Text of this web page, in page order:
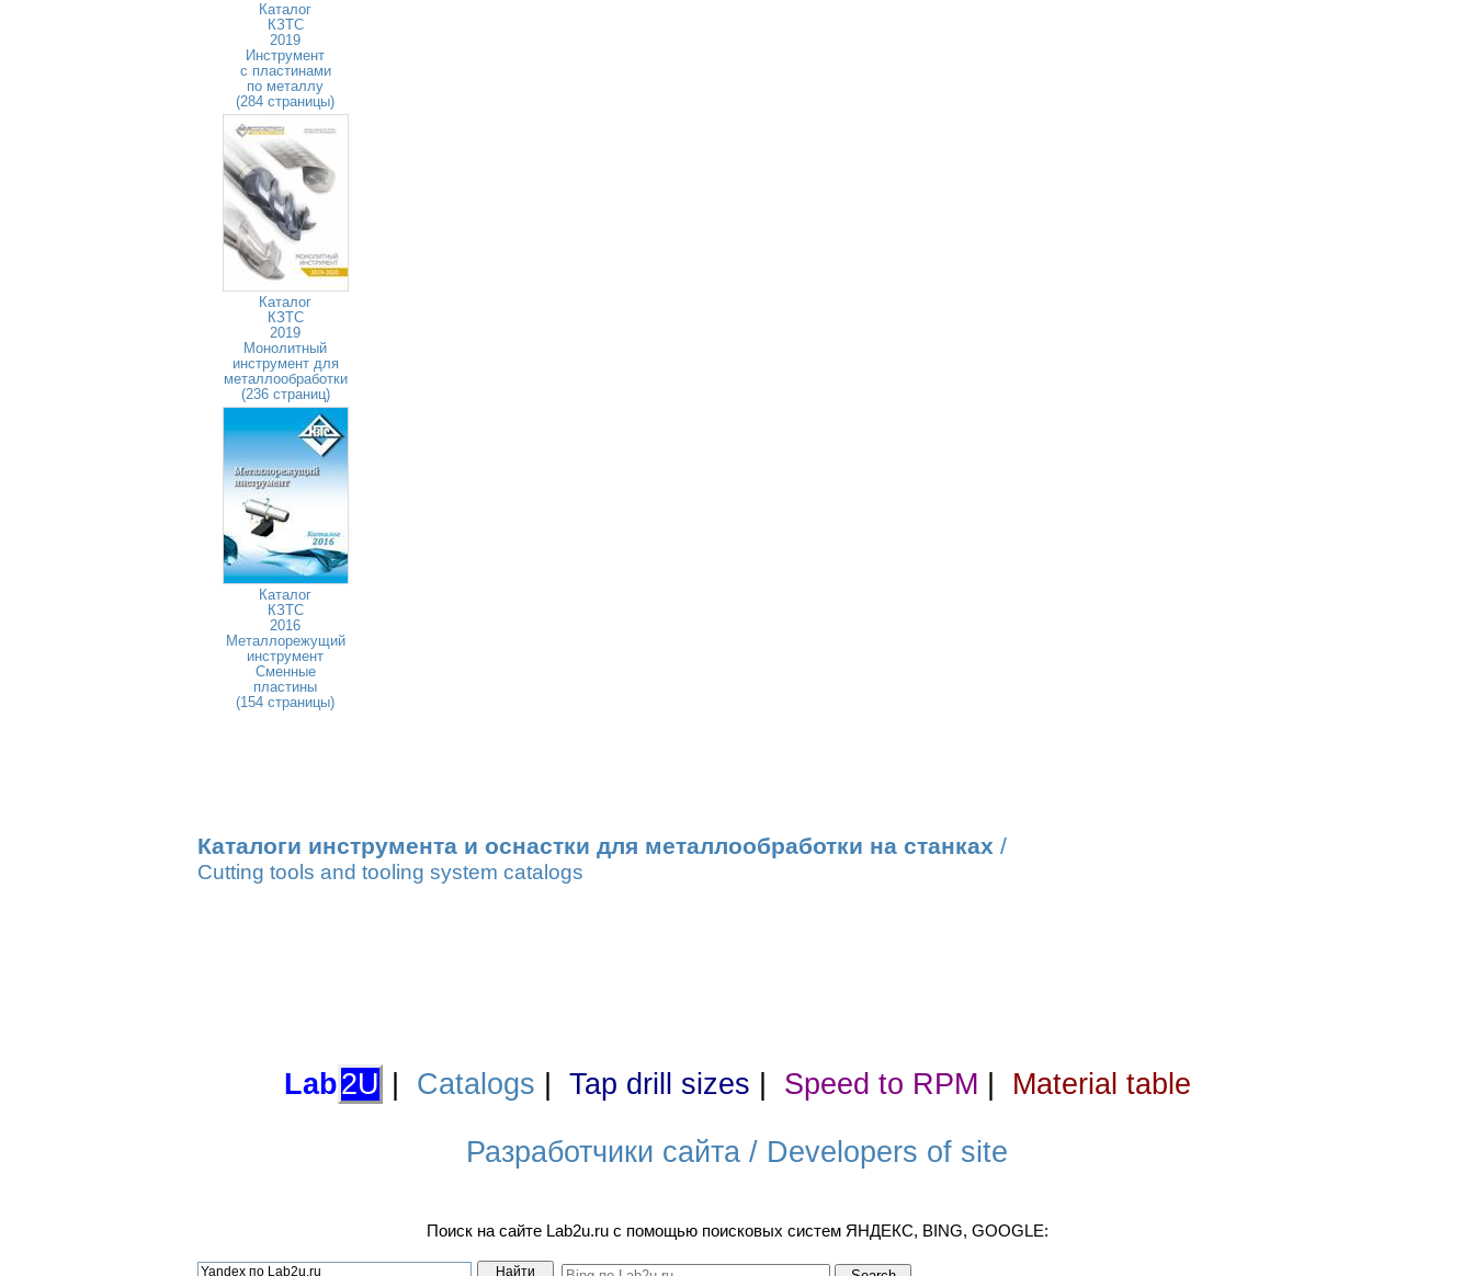
Каталог
КЗТС
2019
Инструмент
с пластинами
по металлу
(284 страницы)
Каталог
КЗТС
2019
Монолитный
инструмент для
металлообработки
(236 страниц)
Каталог
КЗТС
2016
Металлорежущий
инструмент
Сменные
пластины
(154 страницы)
Каталоги инструмента и оснастки для металлообработки на станках /
Cutting tools and tooling system catalogs
Lab2U Catalogs Tap drill sizes Speed to RPM Material table
Разработчики сайта / Developers of site
Поиск на сайте Lab2u.ru с помощью поисковых систем ЯНДЕКС, BING, GOOGLE: